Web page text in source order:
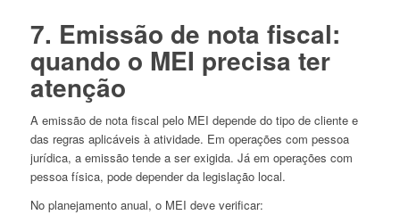
7. Emissão de nota fiscal:
quando o MEI precisa ter
atenção
A emissão de nota fiscal pelo MEI depende do tipo de cliente e
das regras aplicáveis à atividade. Em operações com pessoa
jurídica, a emissão tende a ser exigida. Já em operações com
pessoa física, pode depender da legislação local.
No planejamento anual, o MEI deve verificar: